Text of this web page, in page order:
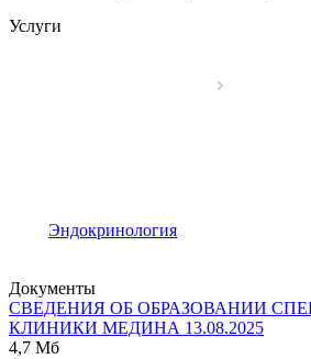
Услуги
Эндокринология
Документы
СВЕДЕНИЯ ОБ ОБРАЗОВАНИИ
КЛИНИКИ МЕДИНА 13.08.2025
4,7 Мб